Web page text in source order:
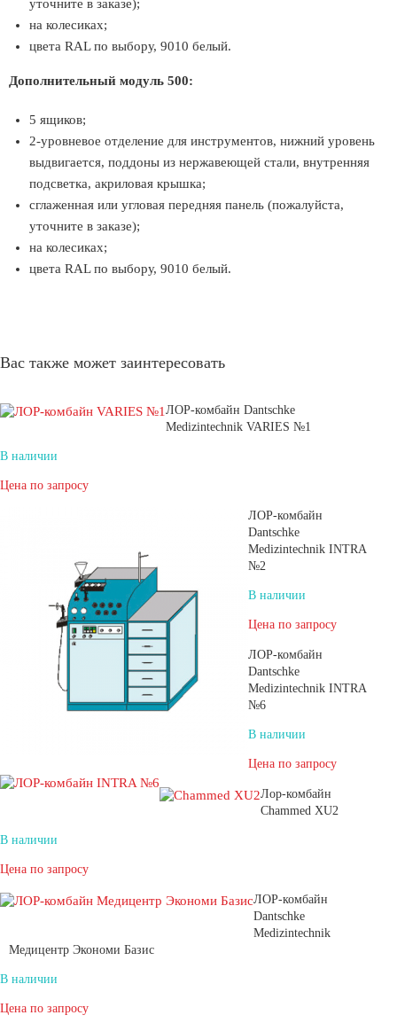
уточните в заказе);
на колесиках;
цвета RAL по выбору, 9010 белый.
Дополнительный модуль 500:
5 ящиков;
2-уровневое отделение для инструментов, нижний уровень
выдвигается, поддоны из нержавеющей стали, внутренняя
подсветка, акриловая крышка;
сглаженная или угловая передняя панель (пожалуйста,
уточните в заказе);
на колесиках;
цвета RAL по выбору, 9010 белый.
Вас также может заинтересовать
ЛОР-комбайн Dantschke
Medizintechnik VARIES №1
В наличии
Цена по запросу
ЛОР-комбайн
Dantschke
Medizintechnik INTRA
№2
В наличии
Цена по запросу
ЛОР-комбайн
Dantschke
Medizintechnik INTRA
№6
В наличии
Цена по запросу
Лор-комбайн
Chammed XU2
В наличии
Цена по запросу
ЛОР-комбайн
Dantschke
Medizintechnik
Медицентр Экономи Базис
В наличии
Цена по запросу